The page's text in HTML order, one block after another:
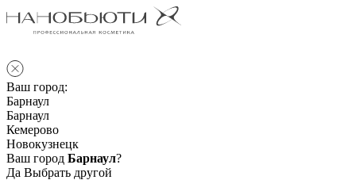
Ваш город:
Барнаул
Барнаул
Кемерово
Новокузнецк
Ваш город Барнаул?
Да Выбрать другой